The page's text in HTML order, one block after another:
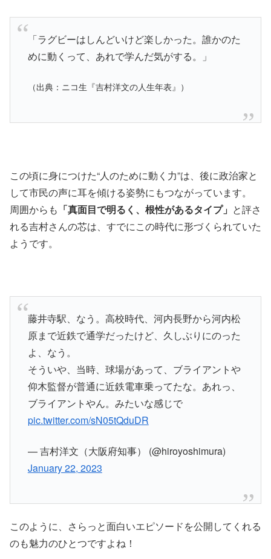
「ラグビーはしんどいけど楽しかった。誰かのた
めに動くって、あれで学んだ気がする。」
（出典：ニコ生『吉村洋文の人生年表』）
この頃に身につけた“人のために動く力”は、後に政治家と
して市民の声に耳を傾ける姿勢にもつながっています。
周囲からも 「真面目で明るく、根性があるタイプ」 と評さ
れる吉村さんの芯は、すでにこの時代に形づくられていた
ようです。
藤井寺駅、なう。高校時代、河内長野から河内松
原まで近鉄で通学だったけど、久しぶりにのった
よ、なう。
そういや、当時、球場があって、ブライアントや
仰木監督が普通に近鉄電車乗ってたな。あれっ、
ブライアントやん。みたいな感じで
pic.twitter.com/sN05tQduDR
— 吉村洋文（大阪府知事） (@hiroyoshimura)
January 22, 2023
このように、さらっと面白いエピソードを公開してくれる
のも魅力のひとつですよね！